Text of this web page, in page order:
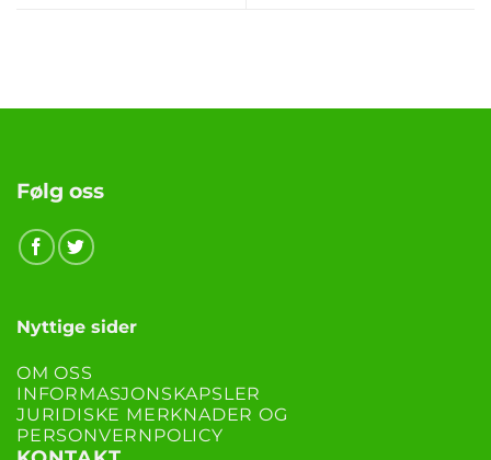
Følg oss
Nyttige sider
OM OSS
INFORMASJONSKAPSLER
JURIDISKE MERKNADER OG
PERSONVERNPOLICY